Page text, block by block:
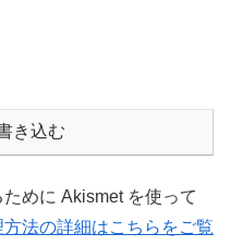
き込む
めに Akismet を使って
法の詳細はこちらをご覧